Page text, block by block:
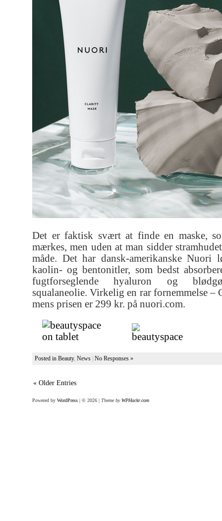
Det er faktisk svært at finde en maske,
mærkes, men uden at man sidder
måde. Det har dansk-amerikanske Nuori
kaolin- og bentonitler, som bedst
fugtforseglende hyaluron og
squalaneolie. Virkelig en rar fornemmelse –
mens prisen er 299 kr. på nuori.com.
Posted in Beauty, News No Responses »
« Older Entries
Powered by WordPress | © 2026 | Theme byWPHackr.com